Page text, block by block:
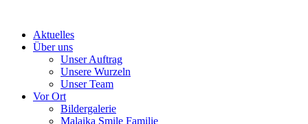
contentAktuelles
Über uns
Unser Auftrag
Unsere Wurzeln
Unser Team
Vor Ort
Bildergalerie
Malaika Smile Familie